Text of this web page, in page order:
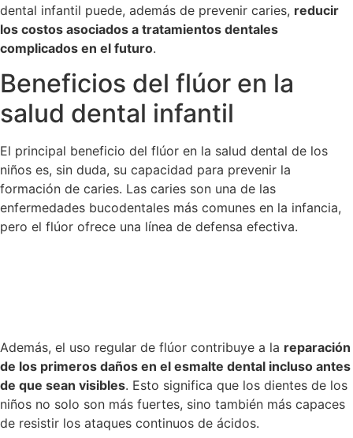
dental infantil puede, además de prevenir caries, reducir
los costos asociados a tratamientos dentales
complicados en el futuro.
Beneficios del flúor en la
salud dental infantil
El principal beneficio del flúor en la salud dental de los
niños es, sin duda, su capacidad para prevenir la
formación de caries. Las caries son una de las
enfermedades bucodentales más comunes en la infancia,
pero el flúor ofrece una línea de defensa efectiva.
Además, el uso regular de flúor contribuye a la reparación
de los primeros daños en el esmalte dental incluso antes
de que sean visibles. Esto significa que los dientes de los
niños no solo son más fuertes, sino también más capaces
de resistir los ataques continuos de ácidos.